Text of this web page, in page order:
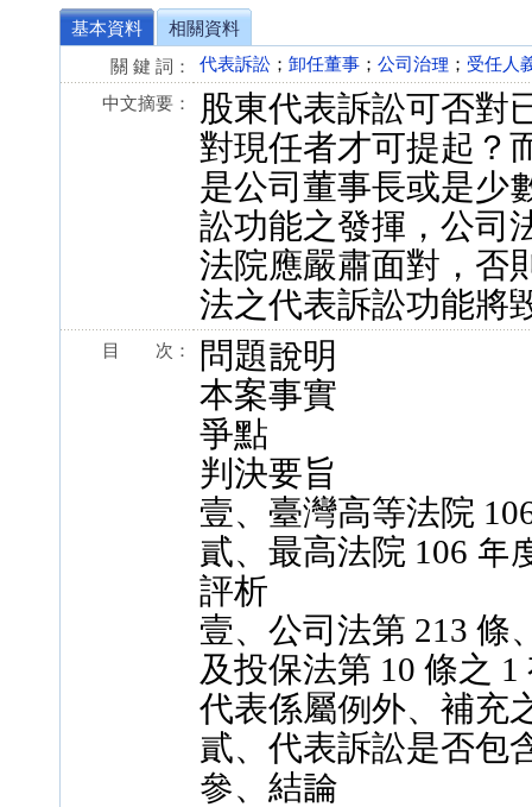
基本資料
相關資料
關 鍵 詞：
代表訴訟 ； 卸任董事 ； 公司治理 ； 受任人
中文摘要：
股東代表訴訟可否對
對現任者才可提起？
是公司董事長或是少
訟功能之發揮，公司
法院應嚴肅面對，否
法之代表訴訟功能將
目 次：
問題說明
本案事實
爭點
判決要旨
壹、臺灣高等法院
貳、最高法院 106 年
評析
壹、公司法第 213 條
及投保法第 10 條之
代表係屬例外、補充
貳、代表訴訟是否包
參、結論